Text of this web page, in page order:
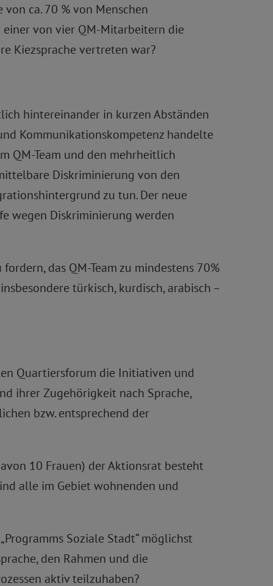
ca. 70 % von Menschen
von vier QM-Mitarbeitern die
Kiezsprache vertreten war?
hintereinander in kurzen Abständen
Kommunikationskompetenz handelte
QM-Team und den mehrheitlich
Diskriminierung von den
zu tun. Der neue
wegen Diskriminierung werden
das QM-Team zu mindestens 70%
türkisch, kurdisch, arabisch –
Quartiersforum die Initiativen und
ihrer Zugehörigkeit nach Sprache,
bzw. entsprechend der
10 Frauen) der Aktionsrat besteht
alle im Gebiet wohnenden und
Soziale Stadt“ möglichst
den Rahmen und die
aktiv teilzuhaben?